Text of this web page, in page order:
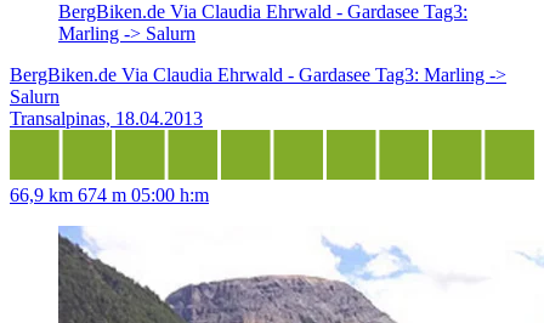
BergBiken.de Via Claudia Ehrwald - Gardasee Tag3:
Marling -> Salurn
BergBiken.de Via Claudia Ehrwald - Gardasee Tag3: Marling ->
Salurn
Transalpinas, 18.04.2013
66,9 km 674 m 05:00 h:m